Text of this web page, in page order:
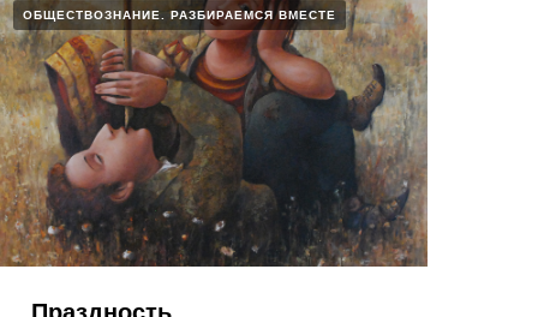
ОБЩЕСТВОЗНАНИЕ. РАЗБИРАЕМСЯ ВМЕСТЕ